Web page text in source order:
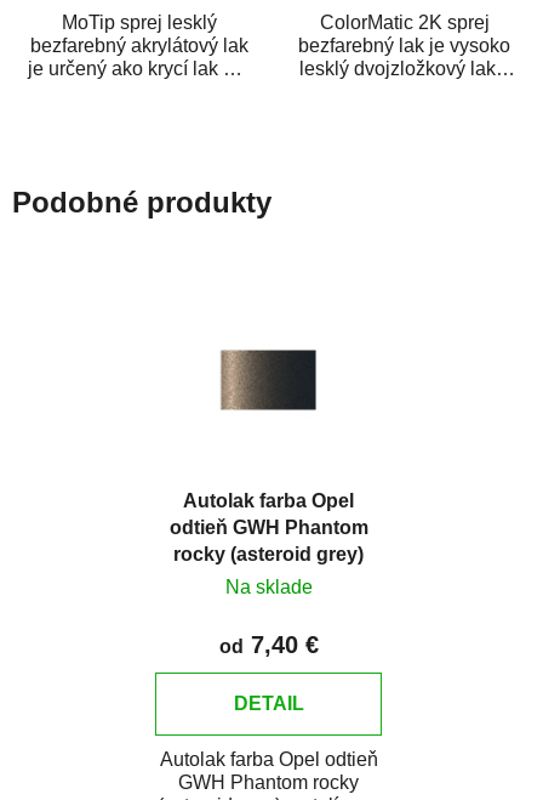
MoTip sprej lesklý
bezfarebný akrylátový lak
je určený ako krycí lak pre
ColorMatic 2K sprej
bezfarebný lak je vysoko
lesklý dvojzložkový lak s
Podobné produkty
Autolak farba Opel
odtieň GWH Phantom
rocky (asteroid grey)
metalíza
Na sklade
od 7,40 €
DETAIL
Autolak farba Opel odtieň
GWH Phantom rocky